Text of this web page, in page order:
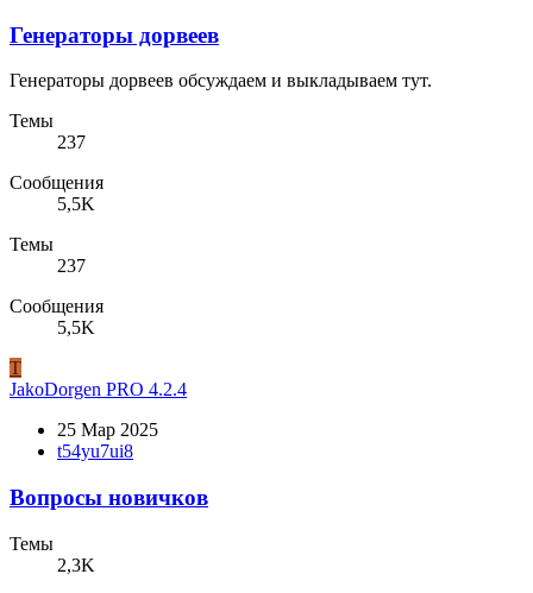
Генераторы дорвеев
Генераторы дорвеев обсуждаем и выкладываем тут.
Темы
237
Сообщения
5,5K
Темы
237
Сообщения
5,5K
T
JakoDorgen PRO 4.2.4
25 Мар 2025
t54yu7ui8
Вопросы новичков
Темы
2,3K